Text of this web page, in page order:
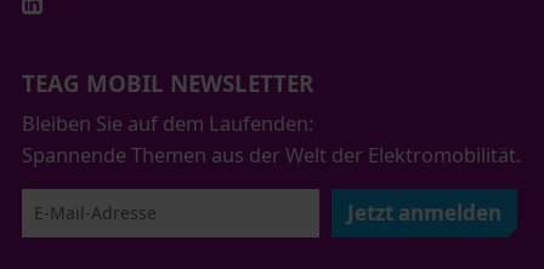
TEAG MOBIL NEWSLETTER
Bleiben Sie auf dem Laufenden:
Spannende Themen aus der Welt der Elektromobilität.
Jetzt anmelden